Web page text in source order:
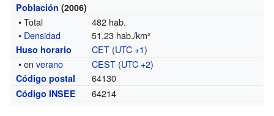
Población (2006)
• Total
482 hab.
• Densidad 51,23 hab./km²
Huso horario CET (UTC +1)
• enverano CEST (UTC +2)
Código postal 64130
Código INSEE 64214